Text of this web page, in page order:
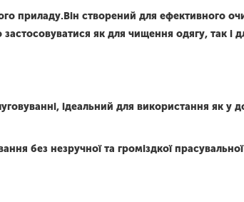
приладу.Він створений для ефективного
як для чищення одягу, так
ідеальний для використання як у
без незручної та громіздкої